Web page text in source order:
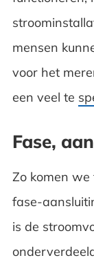
mensen
voor het
een veel te
Fase,
Zo komen
fase-
is de